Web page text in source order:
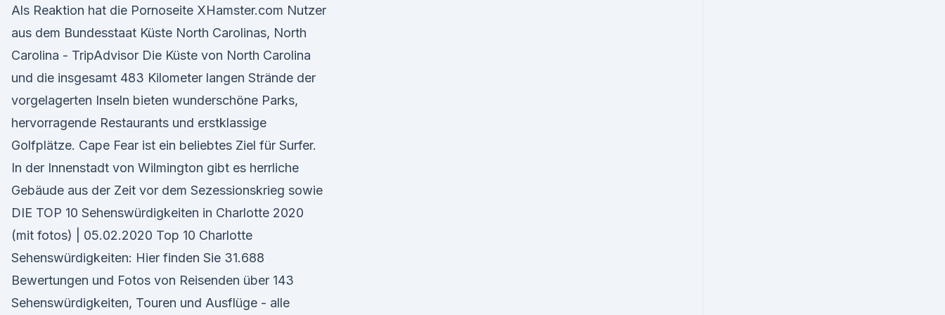
Als Reaktion hat die Pornoseite XHamster.com Nutzer
aus dem Bundesstaat Küste North Carolinas, North
Carolina - TripAdvisor Die Küste von North Carolina
und die insgesamt 483 Kilometer langen Strände der
vorgelagerten Inseln bieten wunderschöne Parks,
hervorragende Restaurants und erstklassige
Golfplätze. Cape Fear ist ein beliebtes Ziel für Surfer.
In der Innenstadt von Wilmington gibt es herrliche
Gebäude aus der Zeit vor dem Sezessionskrieg sowie
DIE TOP 10 Sehenswürdigkeiten in Charlotte 2020
(mit fotos) | 05.02.2020 Top 10 Charlotte
Sehenswürdigkeiten: Hier finden Sie 31.688
Bewertungen und Fotos von Reisenden über 143
Sehenswürdigkeiten, Touren und Ausflüge - alle